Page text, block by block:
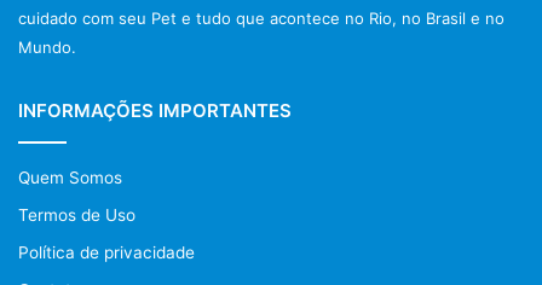
cuidado com seu Pet e tudo que acontece no Rio, no Brasil e no
Mundo.
INFORMAÇÕES IMPORTANTES
Quem Somos
Termos de Uso
Política de privacidade